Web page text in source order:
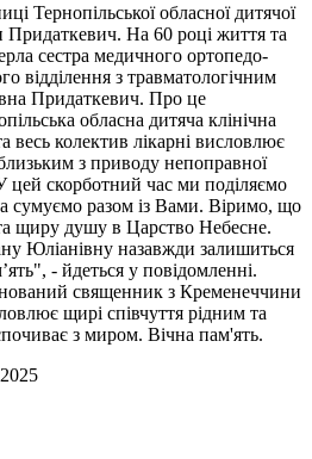
Тернопільської обласної дитячої
Придаткевич. На 60 році життя та
сестра медичного ортопедо-
відділення з травматологічним
Придаткевич. Про це
обласна дитяча клінічна
весь колектив лікарні висловлює
з приводу непоправної
цей скорботний час ми поділяємо
сумуємо разом із Вами. Віримо, що
щиру душу в Царство Небесне.
Юліанівну назавжди залишиться
- йдеться у повідомленні.
священник з Кременеччини
щирі співчуття рідним та
з миром. Вічна пам'ять.